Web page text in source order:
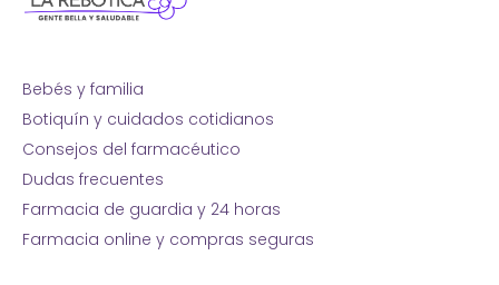
Bebés y familia
Botiquín y cuidados cotidianos
Consejos del farmacéutico
Dudas frecuentes
Farmacia de guardia y 24 horas
Farmacia online y compras seguras